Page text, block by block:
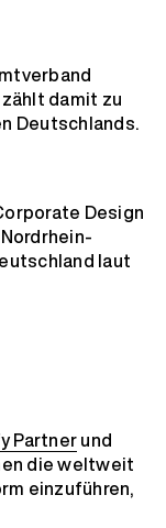
damit zu
Deutschlands.
Design
laut
Partnerund
die weltweit
einzuführen,